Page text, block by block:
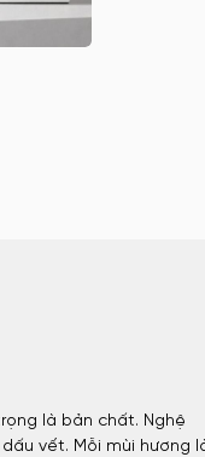
là bản chất. Nghệ
vết. Mỗi mùi hương